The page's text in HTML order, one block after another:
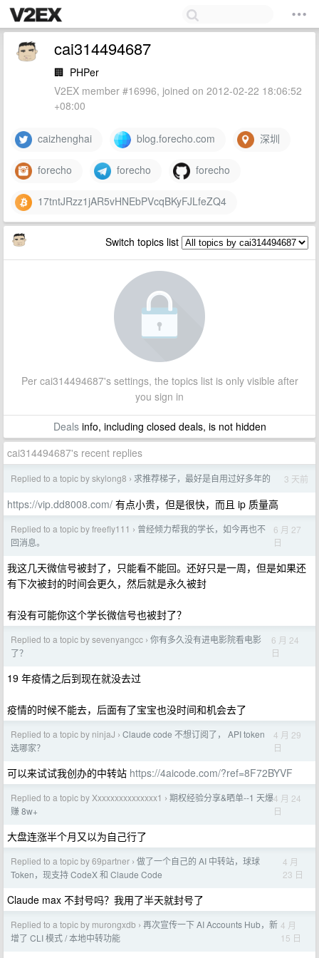
cai314494687
🏢 PHPer
V2EX member #16996, joined on 2012-02-22 18:06:52
+08:00
caizhenghai blog.forecho.com 深圳
forecho forecho forecho
17tntJRzz1jAR5vHNEbPVcqBKyFJLfeZQ4
Switch topics list
Per cai314494687's settings, the topics list is only visible after
you sign in
Dealsinfo, including closed deals, is not hidden
cai314494687's recent replies
Replied to a topic by skylong8 › 求推荐梯子，最好是自用过好多年的 3 天前
https://vip.dd8008.com/ 有点小贵，但是很快，而且 ip 质量高
Replied to a topic by freefly111 › 曾经倾力帮我的学长，如今再也不
回消息。
6 月 27
日
我这几天微信号被封了，只能看不能回。还好只是一周，但是如果还
有下次被封的时间会更久，然后就是永久被封
有没有可能你这个学长微信号也被封了？
Replied to a topic by sevenyangcc › 你有多久没有进电影院看电影
了？
6 月 24
日
19 年疫情之后到现在就没去过
疫情的时候不能去，后面有了宝宝也没时间和机会去了
Replied to a topic by ninjaJ › Claude code 不想订阅了， API token
选哪家？
4 月 29
日
可以来试试我创办的中转站 https://4aicode.com/?ref=8F72BYVF
Replied to a topic by Xxxxxxxxxxxxxxx1 › 期权经验分享&晒单--1 天爆
赚 8w+
4 月 24
日
大盘连涨半个月又以为自己行了
Replied to a topic by 69partner › 做了一个自己的 AI 中转站，球球
Token，现支持 CodeX 和 Claude Code
4 月
23 日
Claude max 不封号吗？我用了半天就封号了
Replied to a topic by murongxdb › 再次宣传一下 AI Accounts Hub，新
增了 CLI 模式 / 本地中转功能
4 月
15 日